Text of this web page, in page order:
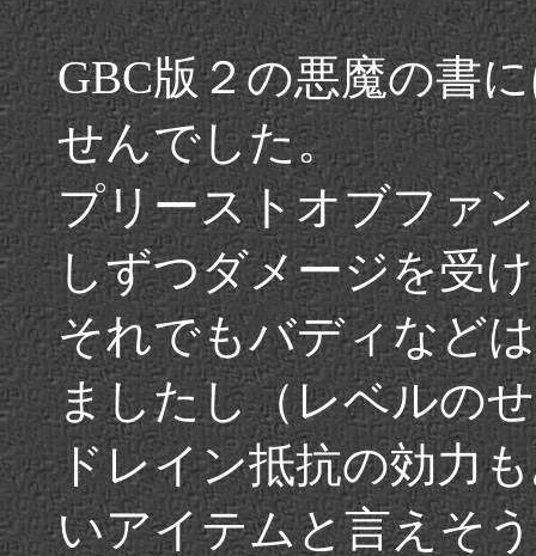
GBC版２の悪魔の書
せんでした。
プリーストオブファ
しずつダメージを受
それでもバディなど
ましたし（レベルの
ドレイン抵抗の効力
いアイテムと言えそ